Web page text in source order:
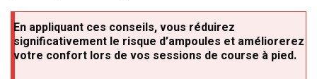
En appliquant ces conseils, vous réduirez
significativement le risque d’ampoules et améliorerez
votre confort lors de vos sessions de course à pied.